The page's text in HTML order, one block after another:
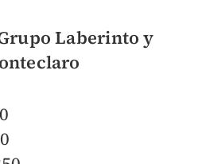
Laberinto y